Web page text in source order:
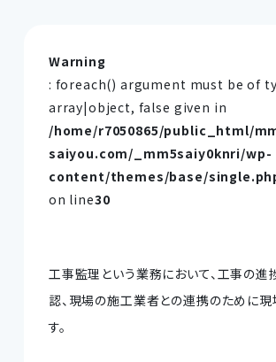
Warning
: foreach() argument must be of
array|object, false given in
/home/r7050865/public_html/
saiyou.com/_mm5saiy0knri/wp-
content/themes/base/
on line30
工事監理という業務において、工事の進
認、現場の施工業者との連携のために現
す。